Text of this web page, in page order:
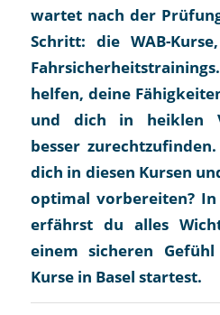
wartet nach der
Schritt: die WAB-
helfen, deine
und dich in heiklen
besser
dich in diesen Kursen
optimal vorbereiten?
erfährst du alles
einem sicheren
Kurse in Basel startest.